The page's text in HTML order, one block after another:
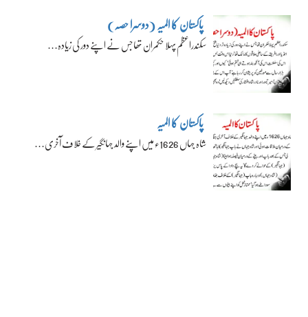
پاکستان کا المیہ (دوسرا حصہ)
سکندراعظم پہلا حکمران تھا جس نے اپنے دور کی زیادہ…
پاکستان کا المیہ
شاہ جہاں 1626ء میں اپنے والد جہانگیر کے خلاف آخری…